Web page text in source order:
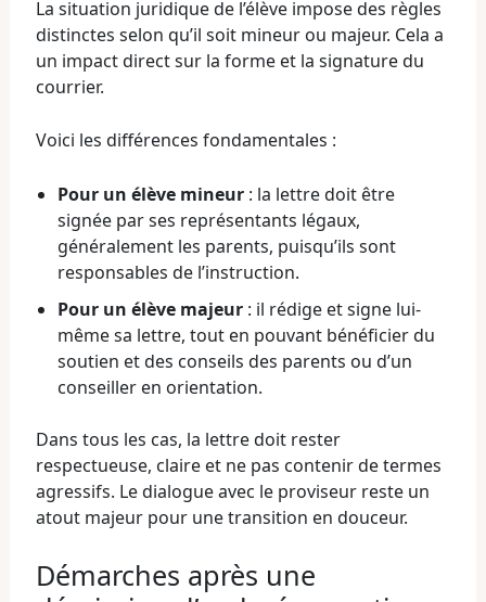
La situation juridique de l’élève impose des règles
distinctes selon qu’il soit mineur ou majeur. Cela a
un impact direct sur la forme et la signature du
courrier.
Voici les différences fondamentales :
Pour un élève mineur: la lettre doit être
signée par ses représentants légaux,
généralement les parents, puisqu’ils sont
responsables de l’instruction.
Pour un élève majeur: il rédige et signe lui-
même sa lettre, tout en pouvant bénéficier du
soutien et des conseils des parents ou d’un
conseiller en orientation.
Dans tous les cas, la lettre doit rester
respectueuse, claire et ne pas contenir de termes
agressifs. Le dialogue avec le proviseur reste un
atout majeur pour une transition en douceur.
Démarches après une